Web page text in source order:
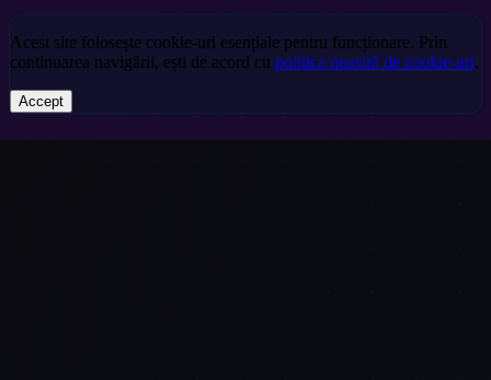
Acest site folosește cookie-uri esențiale pentru funcționare. Prin
continuarea navigării, ești de acord cu politica noastră de cookie-uri.
Accept